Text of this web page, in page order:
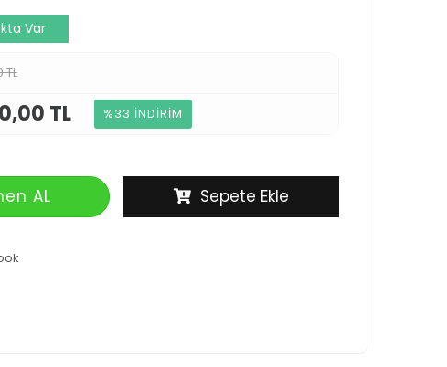
Var
TL
TL %33 İNDİRİM
AL Sepete Ekle